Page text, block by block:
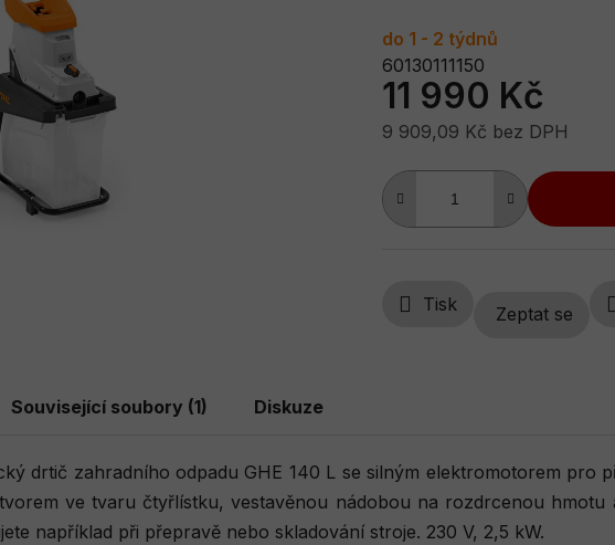
je
0,0
z
5
do 1 - 2 týdnů
60130111150
11 990 Kč
9 909,09 Kč bez DPH
Měrná cena:
Tisk Zeptat se
Související soubory (1) Diskuze
drtič zahradního odpadu GHE 140 L se silným elektromotorem pro
ve tvaru čtyřlístku, vestavěnou nádobou na rozdrcenou
například při přepravě nebo skladování stroje. 230 V, 2,5 kW.